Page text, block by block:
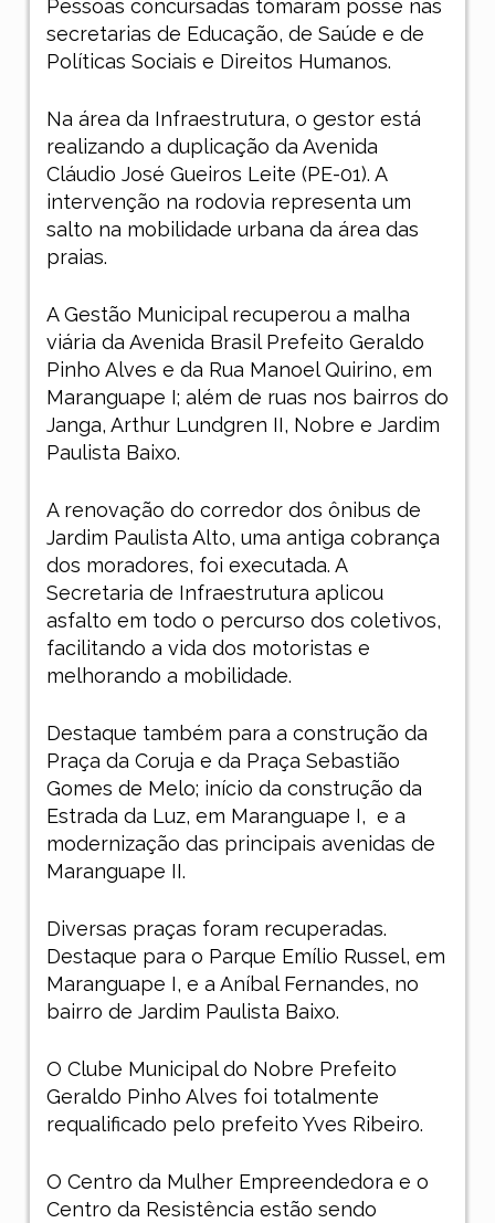
Pessoas concursadas tomaram posse nas
secretarias de Educação, de Saúde e de
Políticas Sociais e Direitos Humanos.
Na área da Infraestrutura, o gestor está
realizando a duplicação da Avenida
Cláudio José Gueiros Leite (PE-01). A
intervenção na rodovia representa um
salto na mobilidade urbana da área das
praias.
A Gestão Municipal recuperou a malha
viária da Avenida Brasil Prefeito Geraldo
Pinho Alves e da Rua Manoel Quirino, em
Maranguape I; além de ruas nos bairros do
Janga, Arthur Lundgren II, Nobre e Jardim
Paulista Baixo.
A renovação do corredor dos ônibus de
Jardim Paulista Alto, uma antiga cobrança
dos moradores, foi executada. A
Secretaria de Infraestrutura aplicou
asfalto em todo o percurso dos coletivos,
facilitando a vida dos motoristas e
melhorando a mobilidade.
Destaque também para a construção da
Praça da Coruja e da Praça Sebastião
Gomes de Melo; início da construção da
Estrada da Luz, em Maranguape I, e a
modernização das principais avenidas de
Maranguape II.
Diversas praças foram recuperadas.
Destaque para o Parque Emílio Russel, em
Maranguape I, e a Aníbal Fernandes, no
bairro de Jardim Paulista Baixo.
O Clube Municipal do Nobre Prefeito
Geraldo Pinho Alves foi totalmente
requalificado pelo prefeito Yves Ribeiro.
O Centro da Mulher Empreendedora e o
Centro da Resistência estão sendo